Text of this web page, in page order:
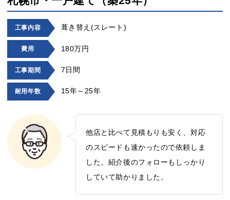
工事内容 葺き替え(スレート)
費用 180万円
工事期間 7日間
耐用年数 15年～25年
他店と比べて見積もりも安く、対応
のスピードも速かったので依頼しま
した。紹介後のフォローもしっかり
していて助かりました。